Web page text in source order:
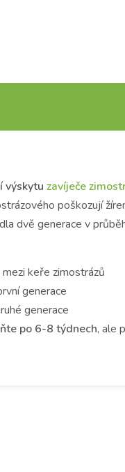
výskytu zavíječe
poškozují
dvě generace v
keře zimostrázů
generace
generace
po 6-8 týdnech, ale